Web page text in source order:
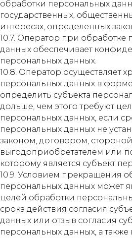
обработки персональных
государственных,
интересах, определенных
10.7. Оператор при обработке
данных обеспечивает
персональных данных.
10.8. Оператор осуществляет
персональных данных в
определить субъекта
дольше, чем этого требуют
персональных данных, если
персональных данных не
законом, договором,
выгодоприобретателем или
которому является субъект
10.9. Условием прекращения
персональных данных может
целей обработки
срока действия согласия
данных или отзыв согласия
персональных данных, а